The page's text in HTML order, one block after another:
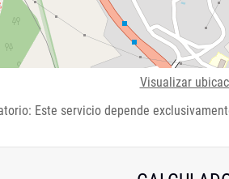
Visualizar
Este servicio depende